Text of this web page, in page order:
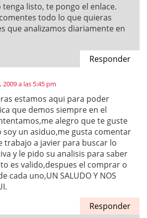
tenga listo, te pongo el enlace.
todo lo que quieras
que analizamos diariamente en
Responder
a las 5:45 pm
estamos aqui para poder
que demos siempre en el
alegro que te guste
soy un asiduo,me gusta comentar
trabajo a javier para buscar lo
y le pido su analisis para saber
es valido,despues el comprar o
cada uno,UN SALUDO Y NOS
Responder